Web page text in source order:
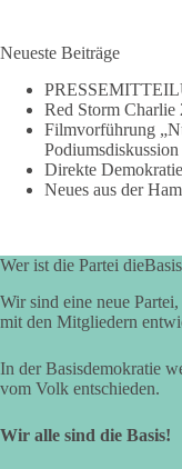
Neueste Beiträge
Red Storm Charlie
Filmvorführung
Podiumsdiskussion
Direkte
Neues aus der
Wer ist die Partei
Wir sind eine neue
mit den Mitgliedern
In der Basisdemokratie
vom Volk entschieden.
Wir alle sind die Basis!